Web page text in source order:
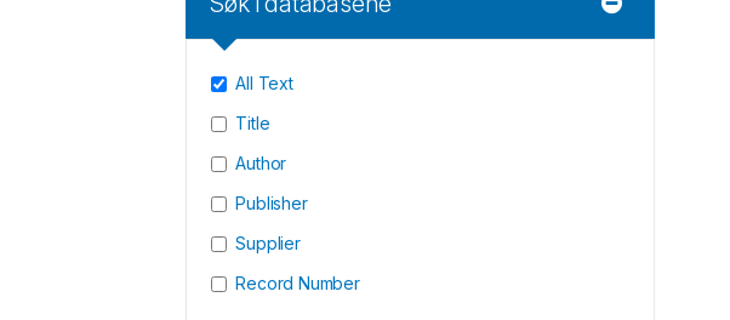
All Text
Title
Author
Publisher
Supplier
Record Number